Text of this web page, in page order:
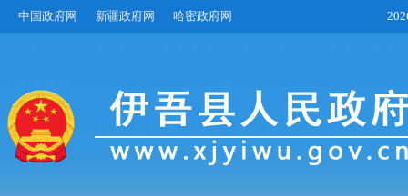
中国政府网 新疆政府网 哈密政府网